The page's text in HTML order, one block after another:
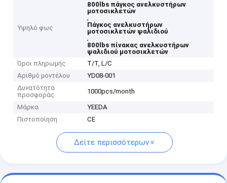
Υψηλό φως
800lbs πάγκος ανελκυστήρων
μοτοσικλετών
,
Πάγκος ανελκυστήρων
μοτοσικλετών ψαλιδιού
,
800lbs πίνακας ανελκυστήρων
ψαλιδιού μοτοσικλετών
Όροι πληρωμής
T/T, L/C
Αριθμό μοντέλου
YD08-001
Δυνατότητα
προσφοράς
1000pcs/month
Μάρκα
YEEDA
Πιστοποίηση
CE
Δείτε περισσότερων